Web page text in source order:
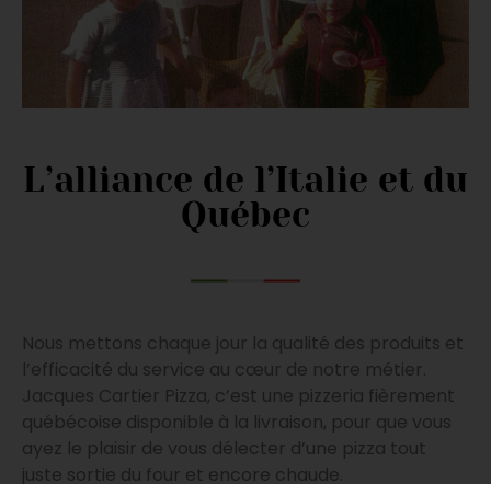
L’alliance de l’Italie et du
Québec
Nous mettons chaque jour la qualité des produits et
l’efficacité du service au cœur de notre métier.
Jacques Cartier Pizza, c’est une pizzeria fièrement
québécoise disponible à la livraison, pour que vous
ayez le plaisir de vous délecter d’une pizza tout
juste sortie du four et encore chaude.